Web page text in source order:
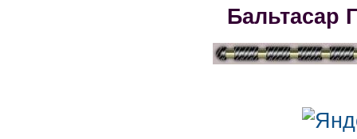
Бальтасар